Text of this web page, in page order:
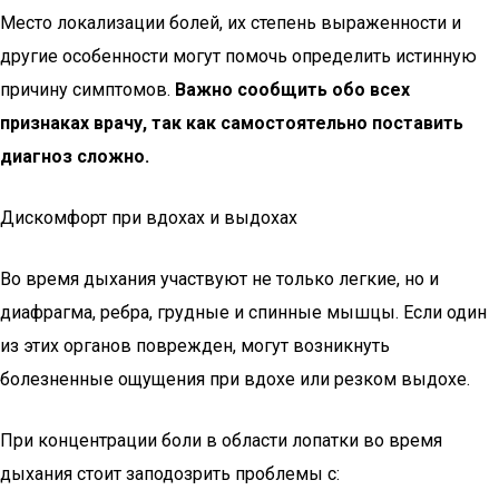
Место локализации болей, их степень выраженности и
другие особенности могут помочь определить истинную
причину симптомов. Важно сообщить обо всех
признаках врачу, так как самостоятельно поставить
диагноз сложно.
Дискомфорт при вдохах и выдохах
Во время дыхания участвуют не только легкие, но и
диафрагма, ребра, грудные и спинные мышцы. Если один
из этих органов поврежден, могут возникнуть
болезненные ощущения при вдохе или резком выдохе.
При концентрации боли в области лопатки во время
дыхания стоит заподозрить проблемы с: